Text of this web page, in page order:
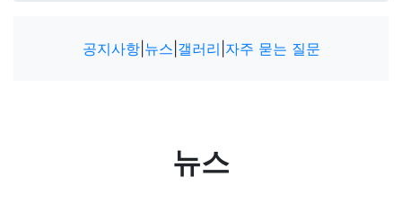
공지사항| 뉴스 갤러리 자주 묻는 질문
뉴스